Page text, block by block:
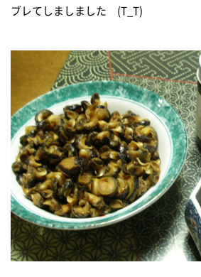
ブレてしましました (T_T)